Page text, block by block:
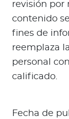
revisión por
contenido
fines de
reemplaza
personal
calificado.
Fecha de